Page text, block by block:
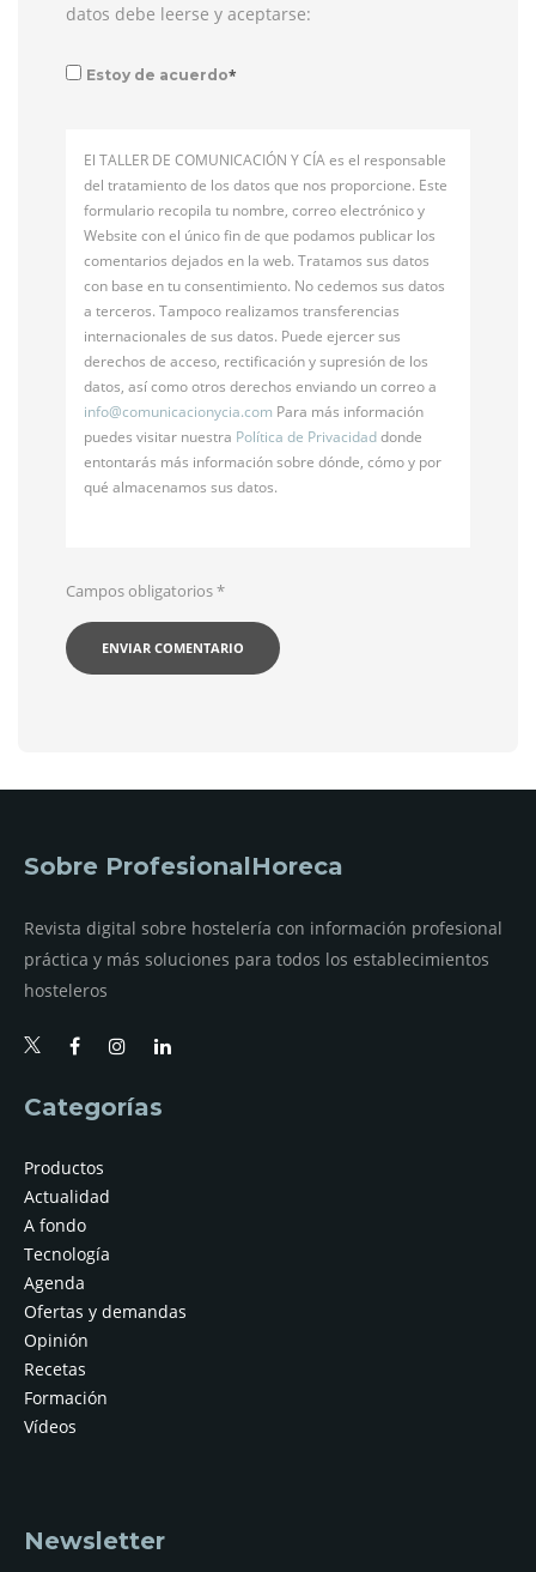
datos debe leerse y aceptarse:
Estoy de acuerdo*
El TALLER DE COMUNICACIÓN Y CÍA es el responsable
del tratamiento de los datos que nos proporcione. Este
formulario recopila tu nombre, correo electrónico y
Website con el único fin de que podamos publicar los
comentarios dejados en la web. Tratamos sus datos
con base en tu consentimiento. No cedemos sus datos
a terceros. Tampoco realizamos transferencias
internacionales de sus datos. Puede ejercer sus
derechos de acceso, rectificación y supresión de los
datos, así como otros derechos enviando un correo a
info@comunicacionycia.com Para más información
puedes visitar nuestra Política de Privacidaddonde
entontarás más información sobre dónde, cómo y por
qué almacenamos sus datos.
Campos obligatorios*
Sobre ProfesionalHoreca
Revista digital sobre hostelería con información profesional
práctica y más soluciones para todos los establecimientos
hosteleros
Categorías
Productos
Actualidad
A fondo
Tecnología
Agenda
Ofertas y demandas
Opinión
Recetas
Formación
Vídeos
Newsletter